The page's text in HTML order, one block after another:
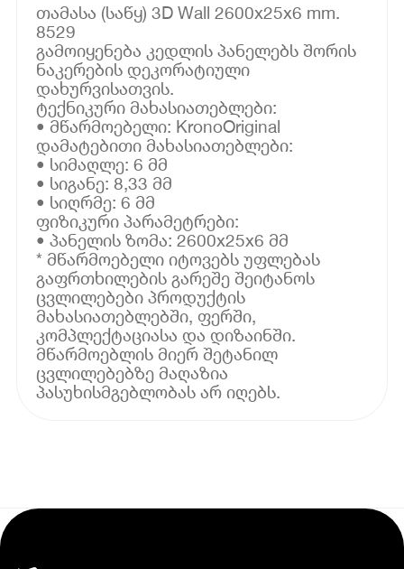
თამასა (საწყ) 3D Wall 2600x25x6 mm.
8529
გამოიყენება კედლის პანელებს შორის
ნაკერების დეკორატიული
დახურვისათვის.
ტექნიკური მახასიათებლები:
• მწარმოებელი: KronoOriginal
დამატებითი მახასიათებლები:
• სიმაღლე: 6 მმ
• სიგანე: 8,33 მმ
• სიღრმე: 6 მმ
ფიზიკური პარამეტრები:
• პანელის ზომა: 2600x25x6 მმ
* მწარმოებელი იტოვებს უფლებას
გაფრთხილების გარეშე შეიტანოს
ცვლილებები პროდუქტის
მახასიათებლებში, ფერში,
კომპლექტაციასა და დიზაინში.
მწარმოებლის მიერ შეტანილ
ცვლილებებზე მაღაზია
პასუხისმგებლობას არ იღებს.